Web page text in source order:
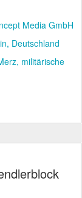
Media GmbH
Deutschland
militärische